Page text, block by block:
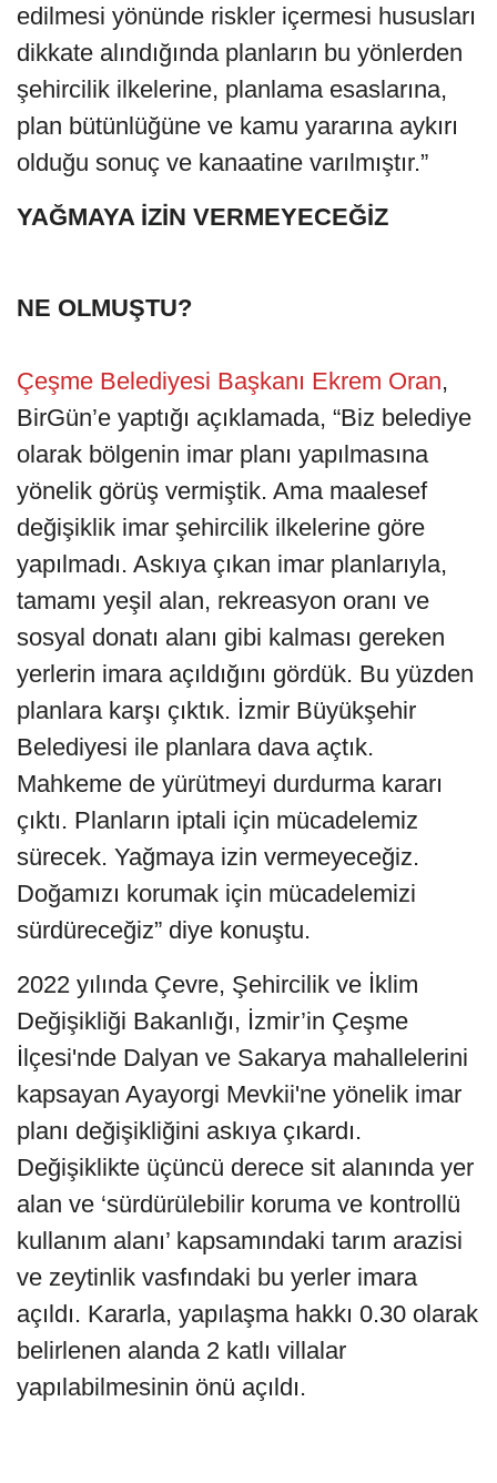
edilmesi yönünde riskler içermesi hususları
dikkate alındığında planların bu yönlerden
şehircilik ilkelerine, planlama esaslarına,
plan bütünlüğüne ve kamu yararına aykırı
olduğu sonuç ve kanaatine varılmıştır.”
YAĞMAYA İZİN VERMEYECEĞİZ
NE OLMUŞTU?
Çeşme Belediyesi Başkanı Ekrem Oran,
BirGün’e yaptığı açıklamada, “Biz belediye
olarak bölgenin imar planı yapılmasına
yönelik görüş vermiştik. Ama maalesef
değişiklik imar şehircilik ilkelerine göre
yapılmadı. Askıya çıkan imar planlarıyla,
tamamı yeşil alan, rekreasyon oranı ve
sosyal donatı alanı gibi kalması gereken
yerlerin imara açıldığını gördük. Bu yüzden
planlara karşı çıktık. İzmir Büyükşehir
Belediyesi ile planlara dava açtık.
Mahkeme de yürütmeyi durdurma kararı
çıktı. Planların iptali için mücadelemiz
sürecek. Yağmaya izin vermeyeceğiz.
Doğamızı korumak için mücadelemizi
sürdüreceğiz” diye konuştu.
2022 yılında Çevre, Şehircilik ve İklim
Değişikliği Bakanlığı, İzmir’in Çeşme
İlçesi'nde Dalyan ve Sakarya mahallelerini
kapsayan Ayayorgi Mevkii'ne yönelik imar
planı değişikliğini askıya çıkardı.
Değişiklikte üçüncü derece sit alanında yer
alan ve ‘sürdürülebilir koruma ve kontrollü
kullanım alanı’ kapsamındaki tarım arazisi
ve zeytinlik vasfındaki bu yerler imara
açıldı. Kararla, yapılaşma hakkı 0.30 olarak
belirlenen alanda 2 katlı villalar
yapılabilmesinin önü açıldı.